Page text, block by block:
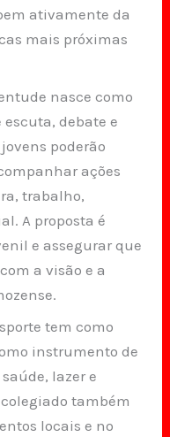
ativamente da
mais próximas
nasce como
debate e
poderão
ações
trabalho,
A proposta é
e assegurar que
a visão e a
tem como
instrumento de
lazer e
também
locais e no